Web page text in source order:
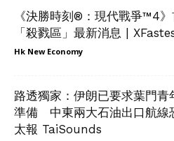
《決勝時刻®：現代戰爭™4
「殺戮區」最新消息 |
Hk New Economy
路透獨家：伊朗已要求葉門青
準備 中東兩大石油出口航線
太報 TaiSounds